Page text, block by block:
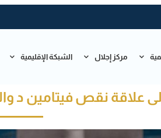
مركز إجلال الشبكة الإقليمية
علاقة نقص فيتامين د